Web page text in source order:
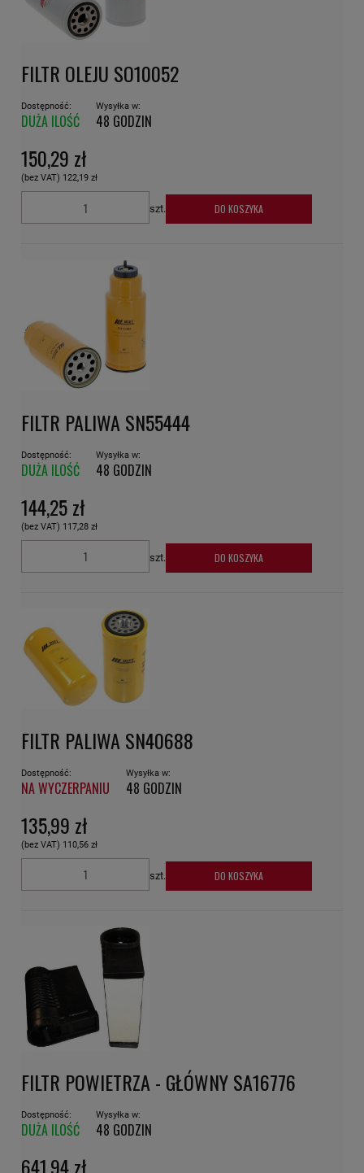
FILTR OLEJU SO10052
Dostępność:
DUŻA ILOŚĆ
Wysyłka w:
48 GODZIN
150,29 zł
(bez VAT) 122,19 zł
szt. DO KOSZYKA
FILTR PALIWA SN55444
Dostępność:
DUŻA ILOŚĆ
Wysyłka w:
48 GODZIN
144,25 zł
(bez VAT) 117,28 zł
szt. DO KOSZYKA
FILTR PALIWA SN40688
Dostępność:
NA WYCZERPANIU
Wysyłka w:
48 GODZIN
135,99 zł
(bez VAT) 110,56 zł
szt. DO KOSZYKA
FILTR POWIETRZA - GŁÓWNY SA16776
Dostępność:
DUŻA ILOŚĆ
Wysyłka w:
48 GODZIN
641,94 zł